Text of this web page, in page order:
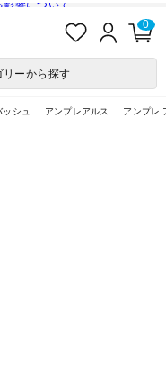
響について
入
ロ
ン
0
リーから探す
シュ アンプレアルス アンプレ